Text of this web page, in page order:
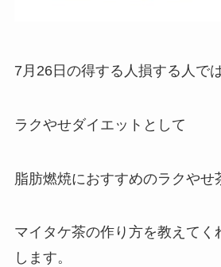
7月26日の得する人損する人で
ラクやせダイエットとして
脂肪燃焼におすすめのラクやせ
マイタケ茶の作り方を教えてく
します。